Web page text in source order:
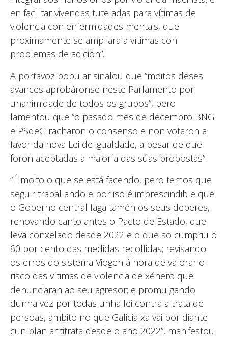
en facilitar vivendas tuteladas para vítimas de
violencia con enfermidades mentais, que
proximamente se ampliará a vítimas con
problemas de adición”.
A portavoz popular sinalou que “moitos deses
avances aprobáronse neste Parlamento por
unanimidade de todos os grupos”, pero
lamentou que “o pasado mes de decembro BNG
e PSdeG racharon o consenso e non votaron a
favor da nova Lei de igualdade, a pesar de que
foron aceptadas a maioría das súas propostas”.
“É moito o que se está facendo, pero temos que
seguir traballando e por iso é imprescindible que
o Goberno central faga tamén os seus deberes,
renovando canto antes o Pacto de Estado, que
leva conxelado desde 2022 e o que so cumpriu o
60 por cento das medidas recollidas; revisando
os erros do sistema Viogen á hora de valorar o
risco das vítimas de violencia de xénero que
denunciaran ao seu agresor; e promulgando
dunha vez por todas unha lei contra a trata de
persoas, ámbito no que Galicia xa vai por diante
cun plan antitrata desde o ano 2022”, manifestou.